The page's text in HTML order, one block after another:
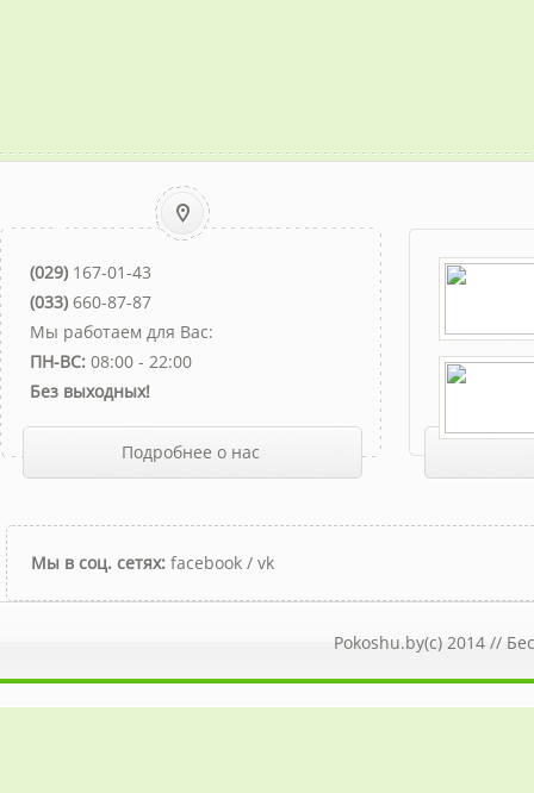
(029) 167-01-43
(033) 660-87-87
Мы работаем для Вас:
ПН-ВС: 08:00 - 22:00
Без выходных!
Подробнее о нас
Мы в соц. сетях: facebook / vk
Pokoshu.by(c) 2014 //